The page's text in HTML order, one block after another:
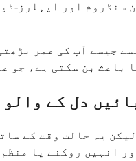
اور ایہلرز-
جیسے آپ کی عمر
سکتی ہے، جو عام طور پر آپ کی 40، 50 یا 60 کی
دل کے
یہ حالت وقت کے
انہیں روکنے یا